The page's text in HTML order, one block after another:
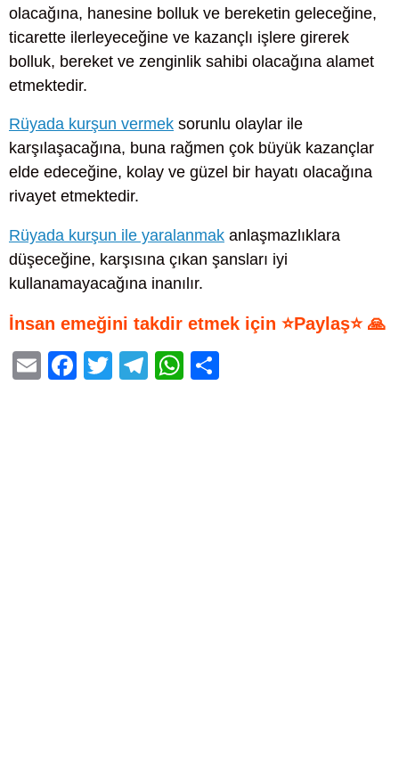
olacağına, hanesine bolluk ve bereketin geleceğine,
ticarette ilerleyeceğine ve kazançlı işlere girerek
bolluk, bereket ve zenginlik sahibi olacağına alamet
etmektedir.
Rüyada kurşun vermek sorunlu olaylar ile
karşılaşacağına, buna rağmen çok büyük kazançlar
elde edeceğine, kolay ve güzel bir hayatı olacağına
rivayet etmektedir.
Rüyada kurşun ile yaralanmak anlaşmazlıklara
düşeceğine, karşısına çıkan şansları iyi
kullanamayacağına inanılır.
İnsan emeğini takdir etmek için ⭐Paylaş⭐ 🙏
E
F
T
T
W